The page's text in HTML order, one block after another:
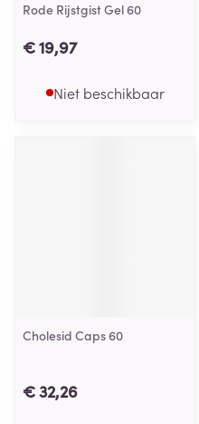
Rode Rijstgist Gel 60
€ 19,97
Niet beschikbaar
Cholesid Caps 60
€ 32,26